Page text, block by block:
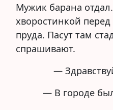
Мужик барана
хворостинкой
пруда. Пасут там
спрашивают.
—
— В городе